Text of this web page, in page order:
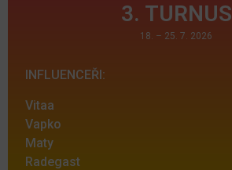
3. TURNUS
18. – 25. 7. 2026
INFLUENCEŘI:
Vitaa
Vapko
Maty
Radegast